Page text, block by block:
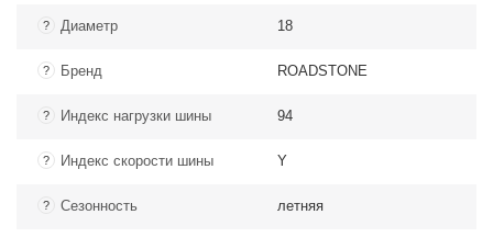
? Диаметр 18
? Бренд ROADSTONE
? Индекс нагрузки шины 94
? Индекс скорости шины Y
? Сезонность летняя